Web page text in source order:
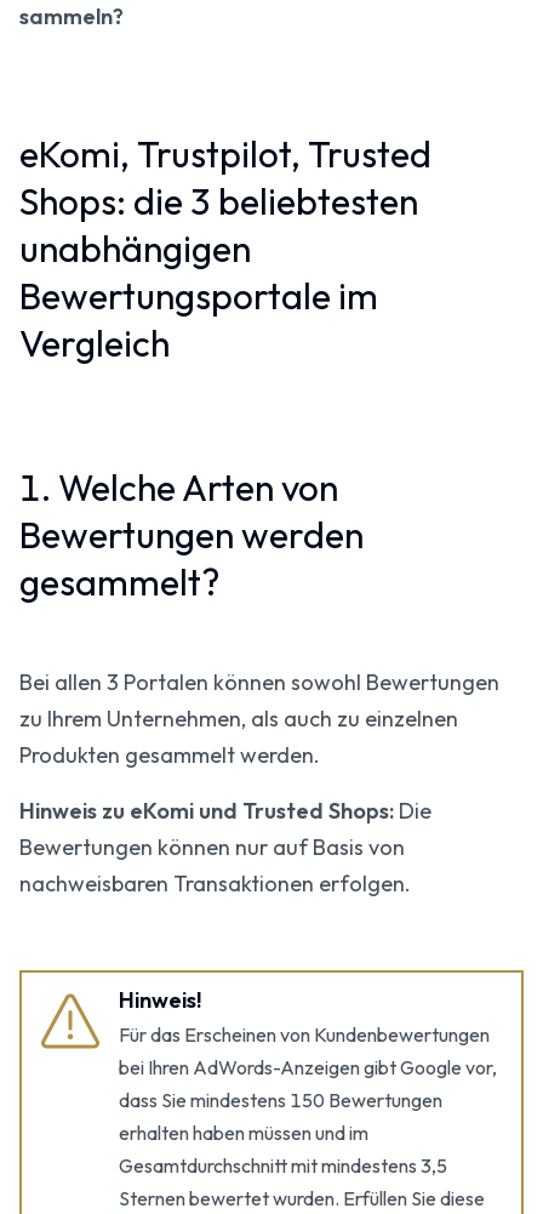
sammeln?
eKomi, Trustpilot, Trusted
Shops: die 3 beliebtesten
unabhängigen
Bewertungsportale im
Vergleich
1. Welche Arten von
Bewertungen werden
gesammelt?
Bei allen 3 Portalen können sowohl Bewertungen
zu Ihrem Unternehmen, als auch zu einzelnen
Produkten gesammelt werden.
Hinweis zu eKomi und Trusted Shops: Die
Bewertungen können nur auf Basis von
nachweisbaren Transaktionen erfolgen.
Hinweis!
Für das Erscheinen von Kundenbewertungen
bei Ihren AdWords-Anzeigen gibt Google vor,
dass Sie mindestens 150 Bewertungen
erhalten haben müssen und im
Gesamtdurchschnitt mit mindestens 3,5
Sternen bewertet wurden. Erfüllen Sie diese